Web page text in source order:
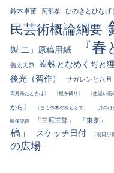
鈴木卓苗 阿部孝 ひのきとひなげ
民芸術概論綱要
製 二」原稿用紙
『春
義太夫節 蜘蛛となめくぢと狸
後光（習作）
サガレンと八月
四月来たときは〕 〔根を截り〕 〔生温い南
から〕
〔どろの木の根もとで〕 〔月の
映像記憶 「三原三部」 「東京」
稿」
スケッチ日付 〔朝日が
の広場